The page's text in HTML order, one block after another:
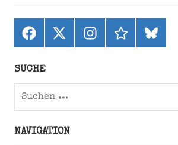
Facebook
X
(ehemals
Instagramthreadsbluesky
SUCHE
Suchen
nach:
NAVIGATION